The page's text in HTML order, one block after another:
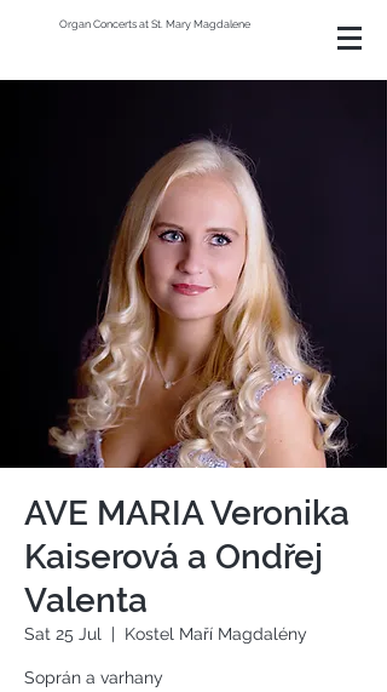
Organ Concerts at St. Mary Magdalene
AVE MARIA Veronika
Kaiserová a Ondřej
Valenta
Sat 25 Jul
  |
Kostel Maří Magdalény
Soprán a varhany